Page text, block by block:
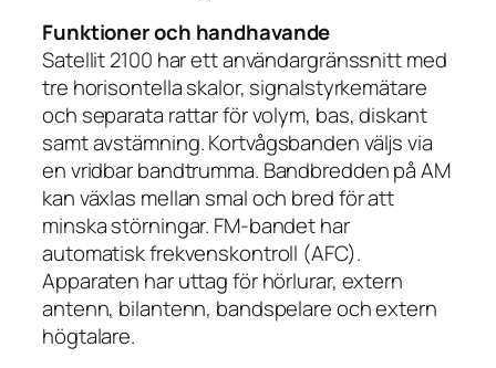
Funktioner och handhavande
Satellit 2100 har ett användargränssnitt med
tre horisontella skalor, signalstyrkemätare
och separata rattar för volym, bas, diskant
samt avstämning. Kortvågsbanden väljs via
en vridbar bandtrumma. Bandbredden på AM
kan växlas mellan smal och bred för att
minska störningar. FM-bandet har
automatisk frekvenskontroll (AFC).
Apparaten har uttag för hörlurar, extern
antenn, bilantenn, bandspelare och extern
högtalare.